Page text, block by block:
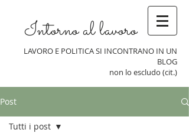
Intorno al lavoro
LAVORO E POLITICA SI INCONTRANO IN UN
BLOG
non lo escludo (cit.)
Post
Tutti i post